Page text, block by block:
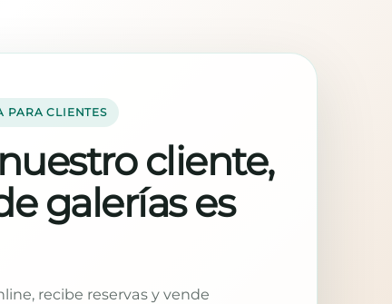
PARA CLIENTES
cliente,
galerías es
recibe reservas y vende